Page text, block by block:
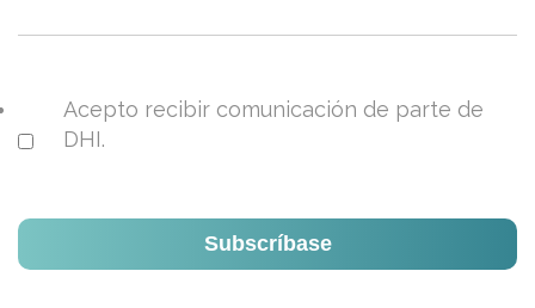
Acepto recibir comunicación de parte de
DHI.